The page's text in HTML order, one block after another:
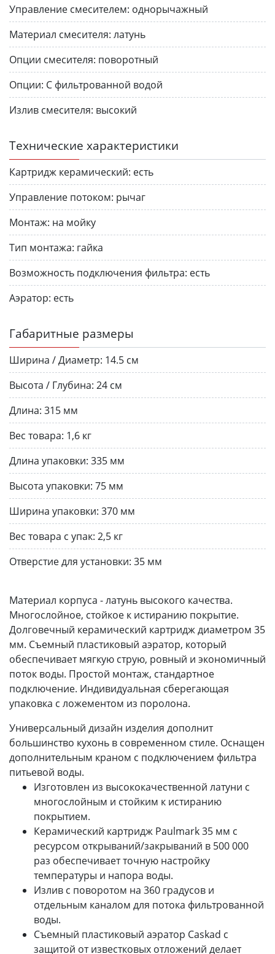
Управление смесителем: однорычажный
Материал смесителя: латунь
Опции смесителя: поворотный
Опции: С фильтрованной водой
Излив смесителя: высокий
Технические характеристики
Картридж керамический: есть
Управление потоком: рычаг
Монтаж: на мойку
Тип монтажа: гайка
Возможность подключения фильтра: есть
Аэратор: есть
Габаритные размеры
Ширина / Диаметр: 14.5 см
Высота / Глубина: 24 см
Длина: 315 мм
Вес товара: 1,6 кг
Длина упаковки: 335 мм
Высота упаковки: 75 мм
Ширина упаковки: 370 мм
Вес товара с упак: 2,5 кг
Отверстие для установки: 35 мм
Материал корпуса - латунь высокого качества.
Многослойное, стойкое к истиранию покрытие.
Долговечный керамический картридж диаметром 35
мм. Съемный пластиковый аэратор, который
обеспечивает мягкую струю, ровный и экономичный
поток воды. Простой монтаж, стандартное
подключение. Индивидуальная сберегающая
упаковка с ложементом из поролона.
Универсальный дизайн изделия дополнит
большинство кухонь в современном стиле. Оснащен
дополнительным краном с подключением фильтра
питьевой воды.
Изготовлен из высококачественной латуни с
многослойным и стойким к истиранию
покрытием.
Керамический картридж Paulmark 35 мм с
ресурсом открываний/закрываний в 500 000
раз обеспечивает точную настройку
температуры и напора воды.
Излив с поворотом на 360 градусов и
отдельным каналом для потока фильтрованной
воды.
Съемный пластиковый аэратор Caskad с
защитой от известковых отложений делает